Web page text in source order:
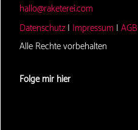
hallo@raketerei.com
Datenschutz | Impressum | AGB
Alle Rechte vorbehalten
Folge mir hier